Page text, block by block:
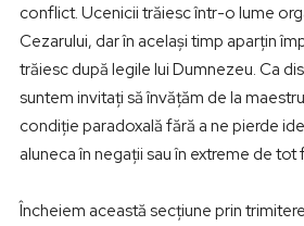
conflict. Ucenicii trăiesc într-o lume
Cezarului, dar în același timp aparțin
trăiesc după legile lui Dumnezeu. Ca
suntem invitați să învățăm de la
condiție paradoxală fără a ne pierde
aluneca în negații sau în extreme de tot
Încheiem această secțiune prin